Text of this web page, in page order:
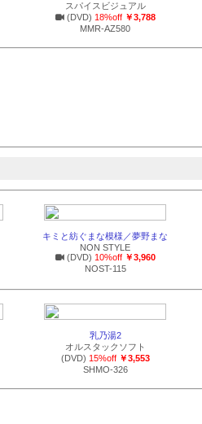
スパイスビジュアル
(DVD) 18%off ￥3,788
MMR-AZ580
キミと紡ぐまな模様／夢野まな
NON STYLE
(DVD) 10%off ￥3,960
NOST-115
乳乃湯2
オルスタックソフト
(DVD) 15%off ￥3,553
SHMO-326